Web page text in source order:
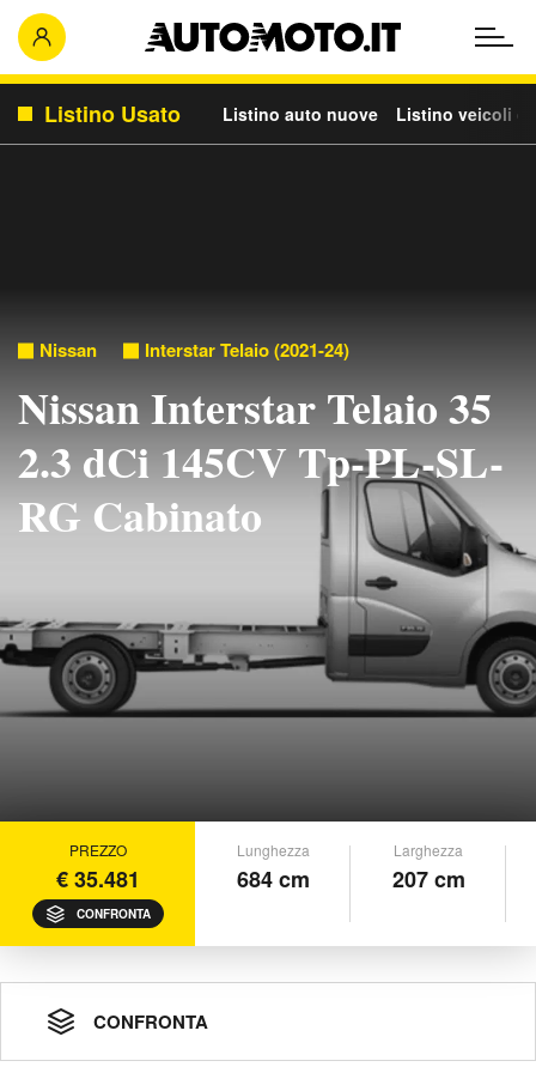
Listino Usato Listino auto nuove Listino veicoli
Nissan Interstar Telaio (2021-24)
Nissan Interstar Telaio 35
2.3 dCi 145CV Tp-PL-SL-
RG Cabinato
PREZZO
€ 35.481
CONFRONTA
Lunghezza
684 cm
Larghezza
207 cm
CONFRONTA